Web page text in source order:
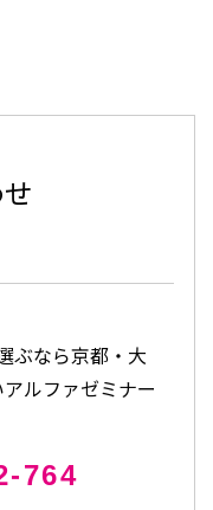
ぶなら京都・大
ルファゼミナー
764